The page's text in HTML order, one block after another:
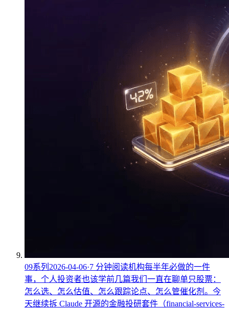
09系列 2026-04-06·7 分钟阅读机构每半年必做的一件
事，个人投资者也该学前几篇我们一直在聊单只股票：
怎么选、怎么估值、怎么跟踪论点、怎么管催化剂。今
天继续拆 Claude 开源的金融投研套件（financial-services-